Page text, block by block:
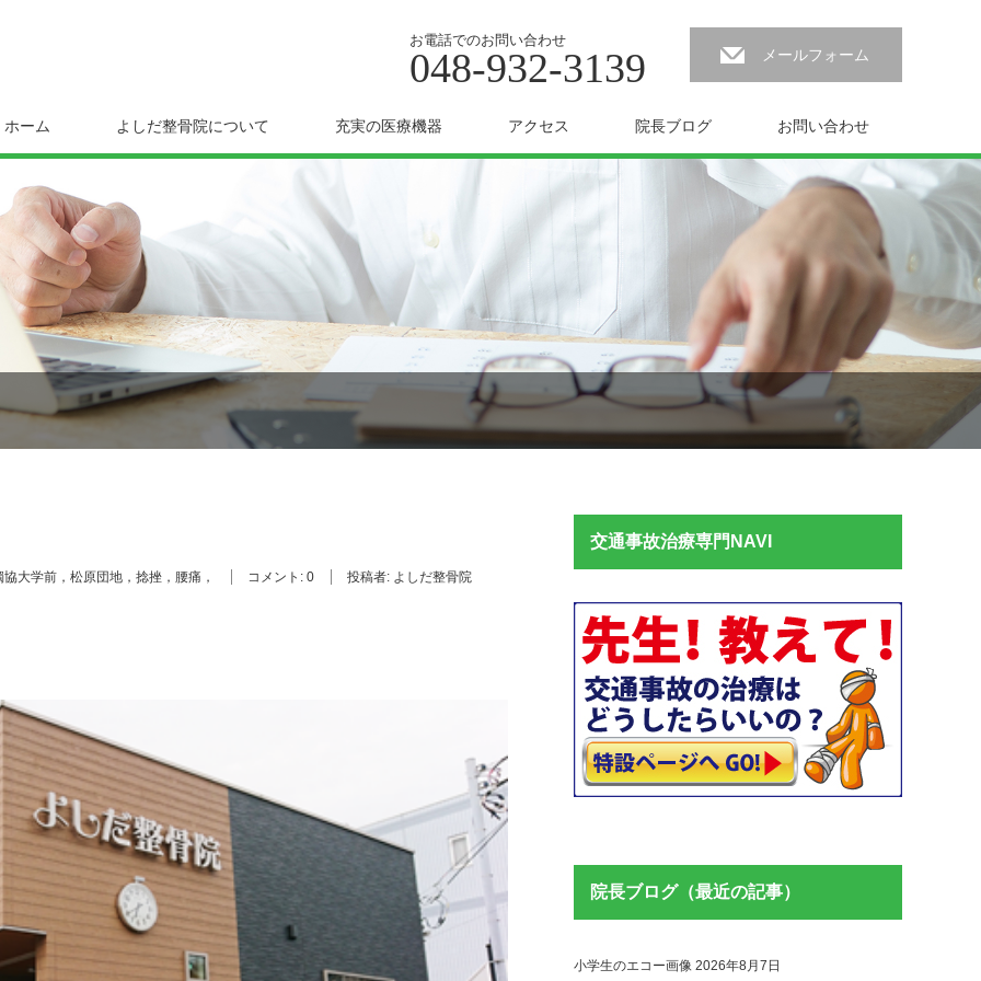
お電話でのお問い合わせ
048-932-3139 メールフォーム
ホーム よしだ整骨院について 充実の医療機器 アクセス 院長ブログ お問い合わせ
協大学前，松原団地，捻挫，腰痛， コメント: 0 投稿者: よしだ整骨院
交通事故治療専門NAVI
院長ブログ（最近の記事）
小学生のエコー画像 2026年8月7日